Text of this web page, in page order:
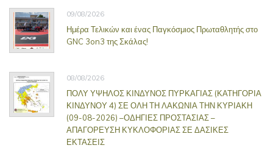
09/08/2026
Ημέρα Τελικών και ένας Παγκόσμιος Πρωταθλητής στο
GNC 3on3 της Σκάλας!
08/08/2026
ΠΟΛΥ ΥΨΗΛΟΣ ΚΙΝΔΥΝΟΣ ΠΥΡΚΑΓΙΑΣ (ΚΑΤΗΓΟΡΙΑ
ΚΙΝΔΥΝΟΥ 4) ΣΕ ΟΛΗ ΤΗ ΛΑΚΩΝΙΑ ΤΗΝ ΚΥΡΙΑΚΗ
(09-08-2026) –ΟΔΗΓΙΕΣ ΠΡΟΣΤΑΣΙΑΣ –
ΑΠΑΓΟΡΕΥΣΗ ΚΥΚΛΟΦΟΡΙΑΣ ΣΕ ΔΑΣΙΚΕΣ
ΕΚΤΑΣΕΙΣ